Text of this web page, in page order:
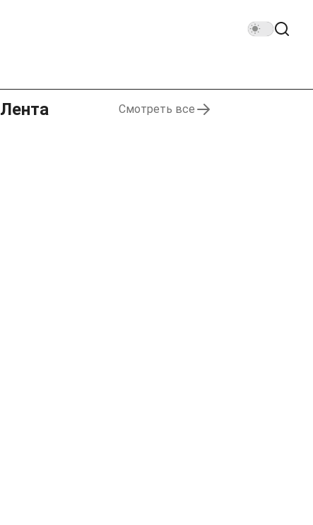
Лента Смотреть все